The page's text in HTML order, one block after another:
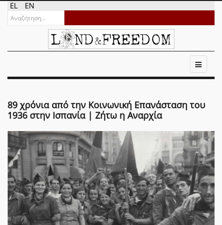
EL EN
89 χρόνια από την Κοινωνική Επανάσταση του
1936 στην Ισπανία | Ζήτω η Αναρχία